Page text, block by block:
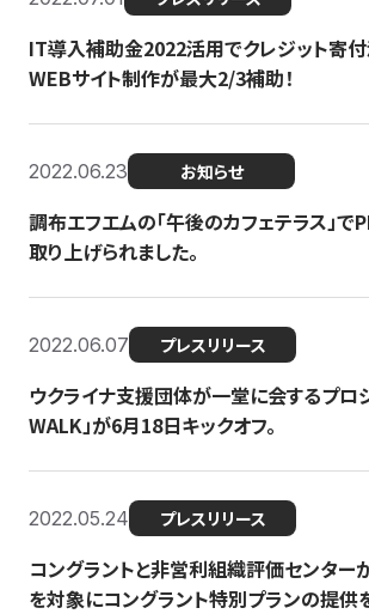
IT導入補助金2022活用でクレジット寄
WEBサイト制作が最大2/3補助！
2022.06.23 お知らせ
調布エフエムの「午後のカフェテラス」
取り上げられました。
2022.06.07 プレスリリース
ウクライナ支援団体が一堂に会するプロ
WALK」が6月18日キックオフ。
2022.05.24 プレスリリース
コングラントと非営利組織評価センター
を対象にコングラント特別プランの提供